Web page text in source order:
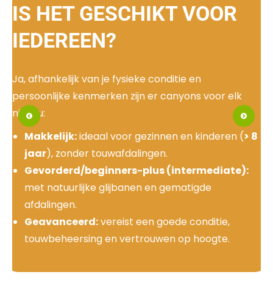
IS HET GESCHIKT VOOR
IEDEREEN?
Ja, afhankelijk van je fysieke conditie en
persoonlijke kenmerken zijn er canyons voor elk
niveau:
Makkelijk:ideaal voor gezinnen en kinderen (> 8
jaar), zonder touwafdalingen.
Gevorderd/beginners-plus (intermediate):
met natuurlijke glijbanen en gematigde
afdalingen.
Geavanceerd:vereist een goede conditie,
touwbeheersing en vertrouwen op hoogte.